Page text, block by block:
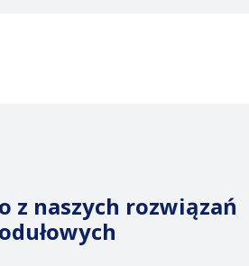
z naszych rozwiązań